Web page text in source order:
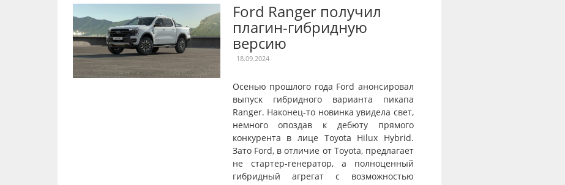
Ford Ranger получил
плагин-гибридную
версию
18.09.2024
Осенью прошлого года Ford анонсировал
выпуск гибридного варианта пикапа
Ranger. Наконец-то новинка увидела свет,
немного опоздав к дебюту прямого
конкурента в лице Toyota Hilux Hybrid.
Зато Ford, в отличие от Toyota, предлагает
не стартер-генератор, а полноценный
гибридный агрегат с возможностью